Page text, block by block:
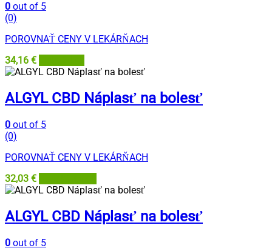
0 out of 5
(0)
POROVNAŤ CENY V LEKÁRŇACH
34,16 €
ALGYL CBD Náplasť na bolesť
0 out of 5
(0)
POROVNAŤ CENY V LEKÁRŇACH
32,03 €
ALGYL CBD Náplasť na bolesť
0 out of 5